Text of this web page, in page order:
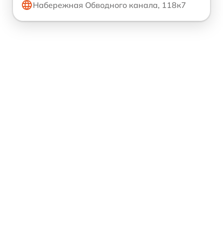
Набережная Обводного канала, 118к7